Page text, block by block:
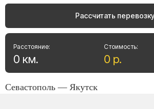
Рассчитать перевозку
Стоимость:
0 р.
Расстояние:
0 км.
Севастополь — Якутск